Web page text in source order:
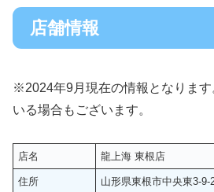
店舗情報
※2024年9月現在の情報となりま
いる場合もございます。
店名 龍上海 東根店
住所 山形県東根市中央東